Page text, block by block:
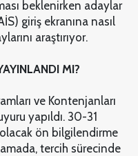
beklenirken adaylar
giriş ekranına nasıl
araştırıyor.
MI?
ve Kontenjanları
yapıldı. 30-31
ön bilgilendirme
tercih sürecinde